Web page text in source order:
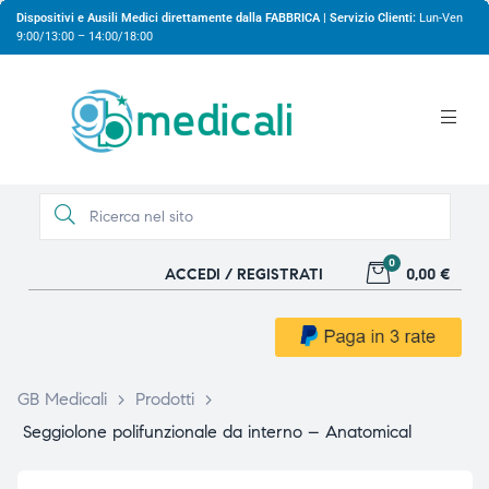
Dispositivi e Ausili Medici direttamente dalla FABBRICA | Servizio Clienti: Lun-Ven
9:00/13:00 – 14:00/18:00
ACCEDI / REGISTRATI
0
0,00 €
GB Medicali > Prodotti
>
Seggiolone polifunzionale da interno – Anatomical